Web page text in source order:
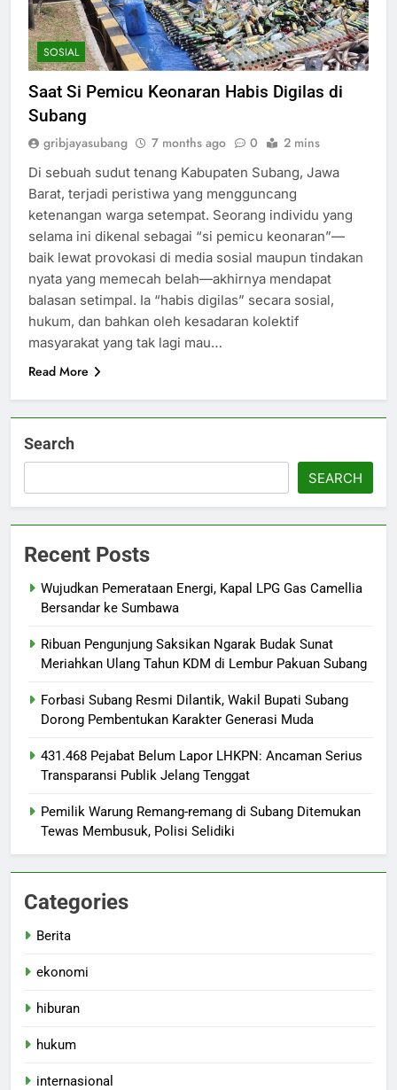
SOSIAL
Saat Si Pemicu Keonaran Habis Digilas di
Subang
gribjayasubang 7 months ago 0 2 mins
Di sebuah sudut tenang Kabupaten Subang, Jawa
Barat, terjadi peristiwa yang mengguncang
ketenangan warga setempat. Seorang individu yang
selama ini dikenal sebagai “si pemicu keonaran”—
baik lewat provokasi di media sosial maupun tindakan
nyata yang memecah belah—akhirnya mendapat
balasan setimpal. Ia “habis digilas” secara sosial,
hukum, dan bahkan oleh kesadaran kolektif
masyarakat yang tak lagi mau…
Read More
Search
SEARCH
Recent Posts
Wujudkan Pemerataan Energi, Kapal LPG Gas Camellia
Bersandar ke Sumbawa
Ribuan Pengunjung Saksikan Ngarak Budak Sunat
Meriahkan Ulang Tahun KDM di Lembur Pakuan Subang
‎Forbasi Subang Resmi Dilantik, Wakil Bupati Subang
Dorong Pembentukan Karakter Generasi Muda
431.468 Pejabat Belum Lapor LHKPN: Ancaman Serius
Transparansi Publik Jelang Tenggat
Pemilik Warung Remang-remang di Subang Ditemukan
Tewas Membusuk, Polisi Selidiki
Categories
Berita
ekonomi
hiburan
hukum
internasional